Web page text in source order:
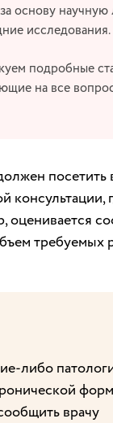
основу научную
исследования.
подробные
на все
посетить
консультации,
оценивается
требуемых
либо
врачу